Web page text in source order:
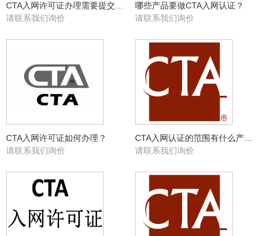
请联系我们询价
哪些产品要做CTA入网认证？
请联系我们询价
CTA入网许可证如何办理？
请联系我们询价
请联系我们询价